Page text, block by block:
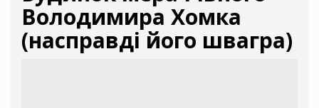
Володимира Хомка
(насправді його швагра)